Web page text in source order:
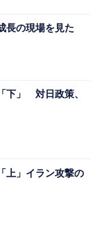
長の現場を見た
下」 対日政策、
上」イラン攻撃の